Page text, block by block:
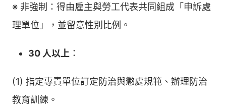
※ 非強制：得由雇主與勞工代表共同組成「申訴處
理單位」，並留意性別比例。
30 人以上 ：
(1) 指定專責單位訂定防治與懲處規範、辦理防治
教育訓練。